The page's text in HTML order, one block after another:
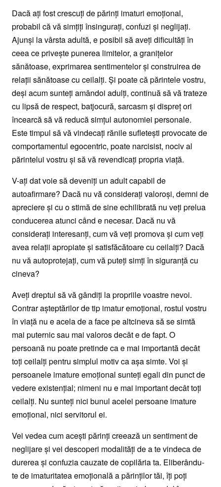
Dacă aţi fost crescuţi de părinţi imaturi emoţional,
probabil că vă simţiţi însinguraţi, confuzi şi neglijaţi.
Ajunşi la vârsta adultă, e posibil să aveţi dificultăţi în
ceea ce priveşte punerea limitelor, a graniţelor
sănătoase, exprimarea sentimentelor şi construirea de
relaţii sănătoase cu ceilalţi. Şi poate că părintele vostru,
deşi acum sunteţi amândoi adulţi, continuă să vă trateze
cu lipsă de respect, batjocură, sarcasm şi dispreţ ori
încearcă să vă reducă simţul autonomiei personale.
Este timpul să vă vindecaţi rănile sufleteşti provocate de
comportamentul egocentric, poate narcisist, nociv al
părintelui vostru şi să vă revendicaţi propria viaţă.
V-aţi dat voie să deveniţi un adult capabil de
autoafirmare? Dacă nu vă consideraţi valoroşi, demni de
apreciere şi cu o stimă de sine echilibrată nu veţi prelua
conducerea atunci când e necesar. Dacă nu vă
consideraţi interesanţi, cum vă veţi promova şi cum veţi
avea relaţii apropiate şi satisfăcătoare cu ceilalţi? Dacă
nu vă autoprotejaţi, cum vă puteţi simţi în siguranţă cu
cineva?
Aveţi dreptul să vă gândiţi la propriile voastre nevoi.
Contrar aşteptărilor de tip imatur emoţional, rostul vostru
în viaţă nu e acela de a face pe altcineva să se simtă
mai puternic sau mai valoros decât e de fapt. O
persoană nu poate pretinde ca e mai importantă decât
toţi ceilalţi pentru simplul motiv ca aşa simte. Voi şi
persoanele imature emoţional sunteţi egali din punct de
vedere existenţial; nimeni nu e mai important decât toţi
ceilalţi. Nu sunteţi nici bunul acelei persoane imature
emoţional, nici servitorul ei.
Vei vedea cum aceşti părinţi creează un sentiment de
neglijare şi vei descoperi modalităţi de a te vindeca de
durerea şi confuzia cauzate de copilăria ta. Eliberându-
te de imaturitatea emoţională a părinţilor tăi, îţi poţi